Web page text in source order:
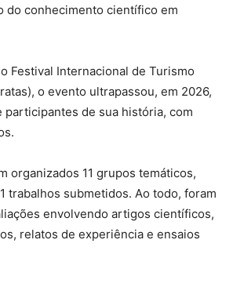
do conhecimento científico em
Festival Internacional de Turismo
o evento ultrapassou, em 2026,
participantes de sua história, com
organizados 11 grupos temáticos,
trabalhos submetidos. Ao todo, foram
envolvendo artigos científicos,
relatos de experiência e ensaios